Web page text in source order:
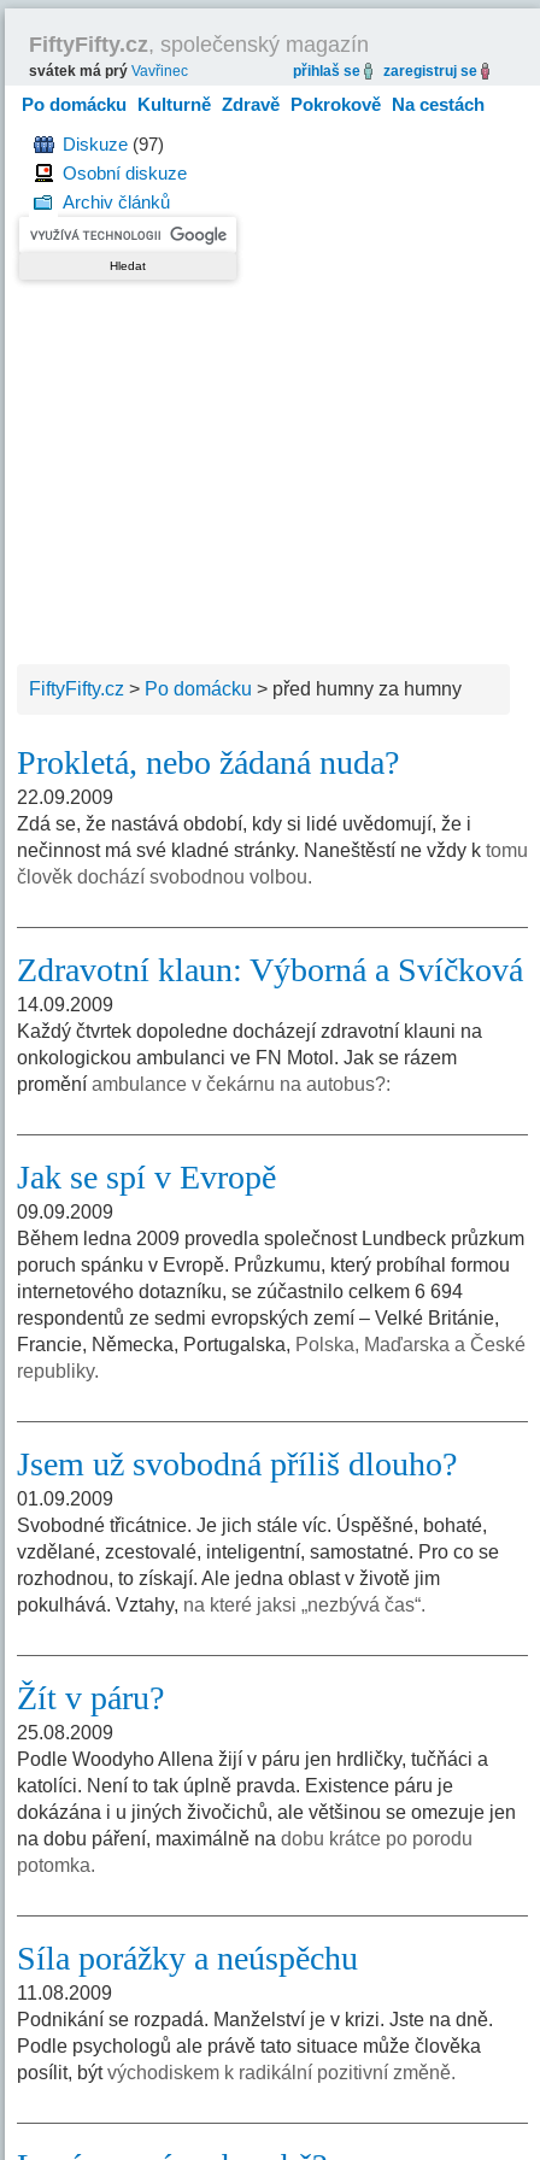
FiftyFifty.cz, společenský magazín
svátek má prýVavřinec přihlaš se zaregistruj se
Po domácku Kulturně Zdravě Pokrokově Na cestách
HravěDiskuze (97)
Osobní diskuze
Archiv článků
FiftyFifty.cz > Po domácku > před humny za humny
Prokletá, nebo žádaná nuda?
22.09.2009
Zdá se, že nastává období, kdy si lidé uvědomují, že i
nečinnost má své kladné stránky. Naneštěstí ne vždy ktomu
člověk dochází svobodnou volbou.
Zdravotní klaun: Výborná a Svíčková
14.09.2009
Každý čtvrtek dopoledne docházejí zdravotní klauni na
onkologickou ambulanci ve FN Motol. Jak se rázem
proměníambulance v čekárnu na autobus?:
Jak se spí v Evropě
09.09.2009
Během ledna 2009 provedla společnost Lundbeck průzkum
poruch spánku v Evropě. Průzkumu, který probíhal formou
internetového dotazníku, se zúčastnilo celkem 6 694
respondentů ze sedmi evropských zemí – Velké Británie,
Francie, Německa, Portugalska, Polska, Maďarska a České
republiky.
Jsem už svobodná příliš dlouho?
01.09.2009
Svobodné třicátnice. Je jich stále víc. Úspěšné, bohaté,
vzdělané, zcestovalé, inteligentní, samostatné. Pro co se
rozhodnou, to získají. Ale jedna oblast v životě jim
pokulhává. Vztahy, na které jaksi „nezbývá čas“.
Žít v páru?
25.08.2009
Podle Woodyho Allena žijí v páru jen hrdličky, tučňáci a
katolíci. Není to tak úplně pravda. Existence páru je
dokázána i u jiných živočichů, ale většinou se omezuje jen
na dobu páření, maximálně nadobu krátce po porodu
potomka.
Síla porážky a neúspěchu
11.08.2009
Podnikání se rozpadá. Manželství je v krizi. Jste na dně.
Podle psychologů ale právě tato situace může člověka
posílit, býtvýchodiskem k radikální pozitivní změně.